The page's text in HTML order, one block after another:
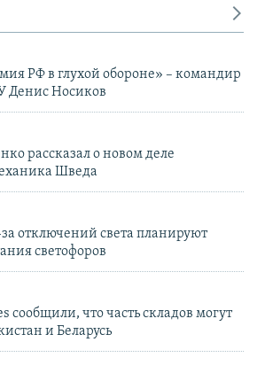
РФ в глухой обороне» – командир
Денис Носиков
рассказал о новом деле
Шведа
отключений света планируют
светофоров
что часть складов могут
и Беларусь